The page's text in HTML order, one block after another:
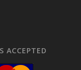
ACCEPTED